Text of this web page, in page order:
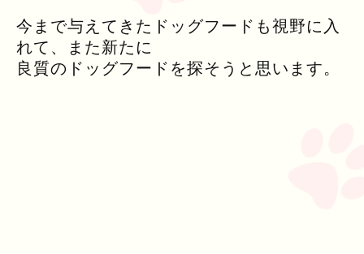
今まで与えてきたドッグフードも視野に入
れて、また新たに
良質のドッグフードを探そうと思います。